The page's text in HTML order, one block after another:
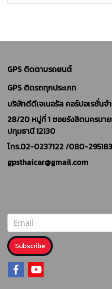
GPS ติดตามรถยนต์
GPS ติดรถทุกประเภท
บริษัทดีดีเจเนอรัล คอร์ปอเรชั่นจ
28/20 หมู่ที่ 1 ซอยรังสิตนครนา
ปทุมธานี 12130
โทร.02-0237122 /080-
gpsthaicar@gmail.com
Subscribe